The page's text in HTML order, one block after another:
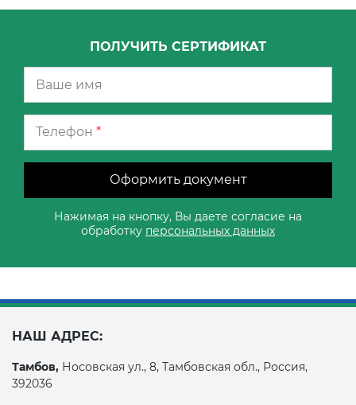
ПОЛУЧИТЬ СЕРТИФИКАТ
Телефон *
Оформить документ
Нажимая на кнопку, Вы даете согласие на
обработку персональных данных
НАШ АДРЕС:
Тамбов, Носовская ул., 8, Тамбовская обл., Россия,
392036